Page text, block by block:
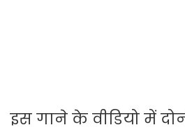
इस गाने के वीडियो में